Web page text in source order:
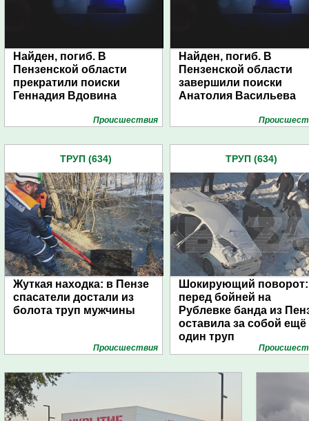
Найден, погиб. В
Пензенской области
прекратили поиски
Геннадия Вдовина
Проиcшествия
Найден, погиб. В
Пензенской области
завершили поиски
Анатолия Васильева
ТРУП (634)
Жуткая находка: в Пензе
спасатели достали из
болота труп мужчины
Проиcшествия
ТРУП (634)
Шокирующий поворот:
перед бойней на
Рублевке банда из
оставила за собой ещё
один труп